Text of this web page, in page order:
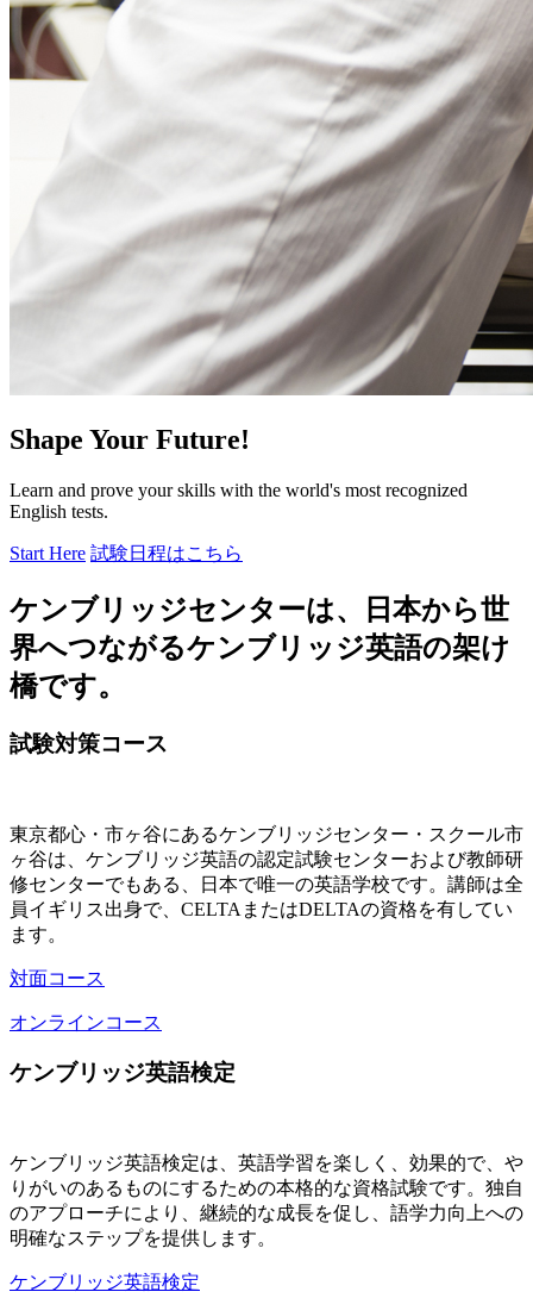
Shape Your Future!
Learn and prove your skills with the world's most recognized
English tests.
Start Here 試験日程はこちら
ケンブリッジセンターは、日本から世
界へつながるケンブリッジ英語の架け
橋です。
試験対策コース
東京都心・市ヶ谷にあるケンブリッジセンター・スクール市
ヶ谷は、ケンブリッジ英語の認定試験センターおよび教師研
修センターでもある、日本で唯一の英語学校です。講師は全
員イギリス出身で、CELTAまたはDELTAの資格を有してい
ます。
対面コース
オンラインコース
ケンブリッジ英語検定
ケンブリッジ英語検定は、英語学習を楽しく、効果的で、や
りがいのあるものにするための本格的な資格試験です。独自
のアプローチにより、継続的な成長を促し、語学力向上への
明確なステップを提供します。
ケンブリッジ英語検定